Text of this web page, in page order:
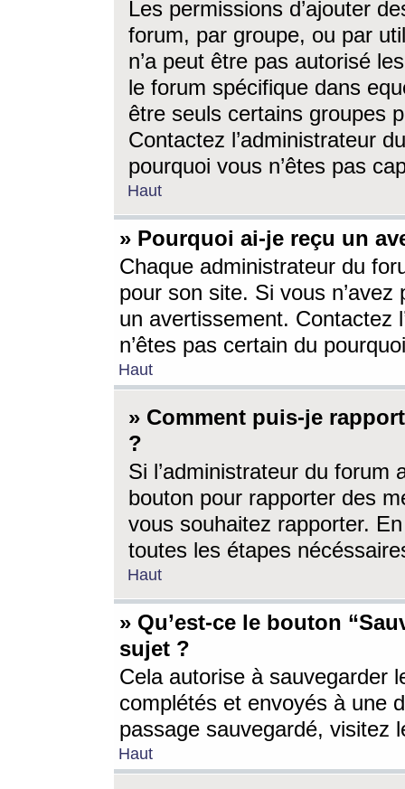
Les permissions d’ajouter
forum, par groupe, ou par
n’a peut être pas autorisé
le forum spécifique dans
être seuls certains groupes
Contactez l’administrateur
pourquoi vous n’êtes pas
Haut
» Pourquoi ai-je reçu un
Chaque administrateur du
pour son site. Si vous
un avertissement. Contactez
n’êtes pas certain du
Haut
» Comment puis-je
?
Si l’administrateur du forum
bouton pour rapporter des
vous souhaitez rapporter.
toutes les étapes
Haut
» Qu’est-ce le bouton
sujet ?
Cela autorise à sauvegarder
complétés et envoyés à une
passage sauvegardé, visitez
Haut